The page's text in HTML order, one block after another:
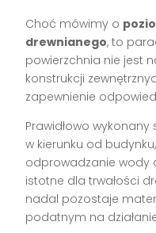
Choć mówimy o
drewnianego, to
powierzchnia nie jest
konstrukcji
zapewnienie
Prawidłowo wykonany
w kierunku od
odprowadzanie wody
istotne dla trwałości
nadal pozostaje
podatnym na